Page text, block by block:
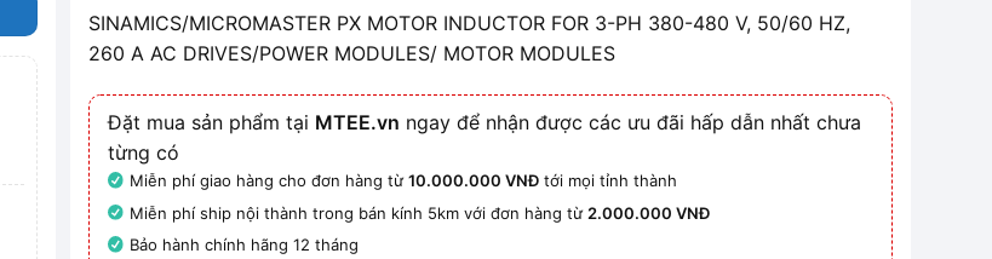
SINAMICS/MICROMASTER PX MOTOR INDUCTOR FOR 3-PH 380-480 V, 50/60 HZ,
260 A AC DRIVES/POWER MODULES/ MOTOR MODULES
Đặt mua sản phẩm tại MTEE.vn ngay để nhận được các ưu đãi hấp dẫn nhất chưa
từng có
Miễn phí giao hàng cho đơn hàng từ10.000.000 VNĐ tới mọi tỉnh thành
Miễn phí ship nội thành trong bán kính 5km với đơn hàng từ 2.000.000 VNĐ
Bảo hành chính hãng 12 tháng